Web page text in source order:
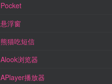
Pocket
悬浮窗
熊猫吃短信
Alook浏览器
APlayer播放器